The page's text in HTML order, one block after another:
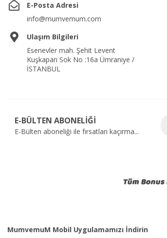
E-Posta Adresi
info@mumvemum.com
Ulaşım Bilgileri
Esenevler mah. Şehit Levent
Kuşkapan Sok No :16a Ümraniye /
İSTANBUL
E-BÜLTEN ABONELİĞİ
E-Bülten aboneliği ile fırsatları kaçırma...
MumvemuM Mobil Uygulamamızı İndirin